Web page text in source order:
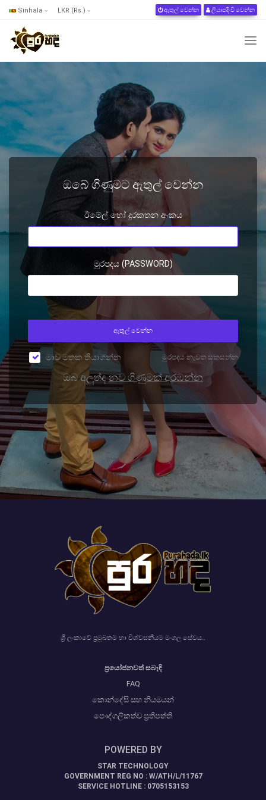
Sinhala LKR (Rs.) ඇතුල් වෙන්න ලියාපදිංචි වෙන්න
ඔබේ ගිණුමට ඇතුල් වෙන්න
ඊමේල් හෝ දුරකතන අංකය
මුරපදය (PASSWORD)
ඇතුල් වෙන්න
මාව මතක තියාගන්න මුරපදය නැවත සකසන්න
ඔබ අලුත්ද නව ගිණුමක් අරඹන්න
ශ්‍රී ලංකාවේ ප්‍රමුඛතම හා විශ්වසනීයම මංගල සේවය..
ප්‍රයෝජනවත් සබැඳි
FAQ
කොන්දේසි සහ නියමයන්
පෞද්ගලිකත්ව ප්‍රතිපත්ති
POWERED BY
STAR TECHNOLOGY
GOVERNMENT REG NO : W/ATH/L/11767
SERVICE HOTLINE : 0705153153